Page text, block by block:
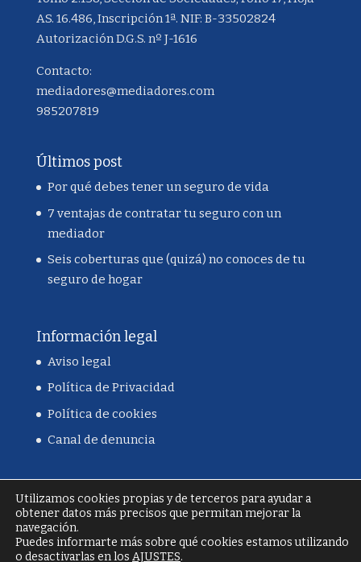
AS. 16.486, Inscripción 1ª. NIF: B-33502824
Autorización D.G.S. nº J-1616
Contacto:
mediadores@mediadores.com
985207819
Últimos post
Por qué debes tener un seguro de vida
7 ventajas de contratar tu seguro con un
mediador
Seis coberturas que (quizá) no conoces de tu
seguro de hogar
Información legal
Aviso legal
Política de Privacidad
Política de cookies
Canal de denuncia
Utilizamos cookies propias y de terceros para ayudar a
obtener datos más precisos que permitan mejorar la
navegación.
Puedes informarte más sobre qué cookies estamos utilizando
o desactivarlas en los AJUSTES.